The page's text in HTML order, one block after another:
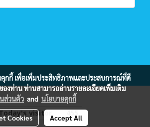
visitor 455
คุกกี้ เพื่อเพิ่มประสิทธิภาพและประสบการณ์ที่ดี
องท่าน ท่านสามารถอ่านรายละเอียดเพิ่มเติม
ส่วนตัว and นโยบายคุกกี้
Cookies Accept All